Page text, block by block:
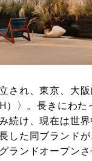
され、東京、大
）〉。長きにわた
続け、現在は世
した同ブランド
ランドオープンさ